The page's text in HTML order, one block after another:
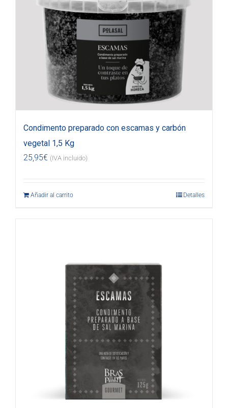
Condimento preparado con escamas y carbón
vegetal 1,5 Kg
25,95€ (IVA incluido)
Añadir al carrito Detalles